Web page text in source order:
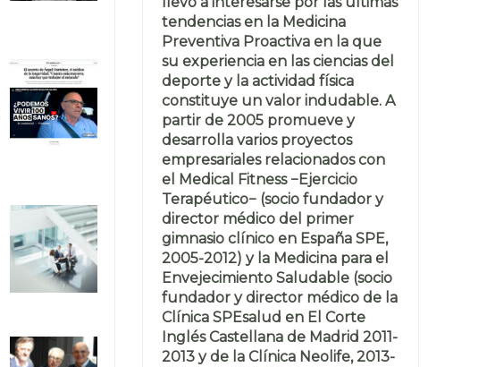
tendencias en la Medicina
Preventiva Proactiva en la que
su experiencia en las ciencias del
deporte y la actividad física
constituye un valor indudable. A
partir de 2005 promueve y
desarrolla varios proyectos
empresariales relacionados con
el Medical Fitness −Ejercicio
Terapéutico− (socio fundador y
director médico del primer
gimnasio clínico en España SPE,
2005-2012) y la Medicina para el
Envejecimiento Saludable (socio
fundador y director médico de la
Clínica SPEsalud en El Corte
Inglés Castellana de Madrid 2011-
2013 y de la Clínica Neolife, 2013-